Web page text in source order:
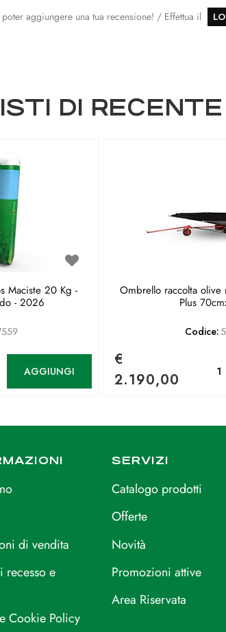
aggiungere una tua recensione! / Effettua il
DI RECENTE
Maciste 20 Kg -
- 2026
AGGIUNGI
Ombrello raccolta
Plus
Codice:
€
2.190,00
di vendita
recesso e
Cookie Policy
SERVIZI
Catalogo prodotti
Offerte
Novità
Promozioni attive
Area Riservata